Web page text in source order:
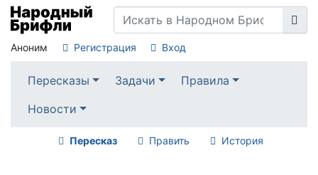
Аноним Регистрация Вход
Пересказы Задачи
Правила
Новости
Пересказ Править История